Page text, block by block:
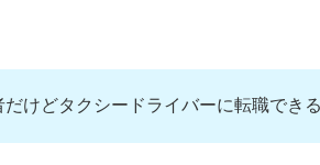
けどタクシードライバーに転職でき